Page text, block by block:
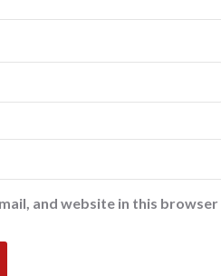
and website in this